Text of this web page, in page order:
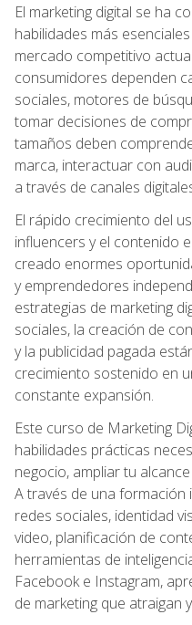
El marketing digital se ha
habilidades más
mercado competitivo
consumidores dependen
sociales, motores de
tomar decisiones de
tamaños deben
marca, interactuar con
a través de canales
El rápido crecimiento del
influencers y el contenido
creado enormes
y emprendedores
estrategias de marketing
sociales, la creación de
y la publicidad pagada
crecimiento sostenido en
constante expansión.
Este curso de Marketing
habilidades prácticas
negocio, ampliar tu
A través de una formación
redes sociales, identidad
video, planificación de
herramientas de
Facebook e Instagram,
de marketing que atraigan